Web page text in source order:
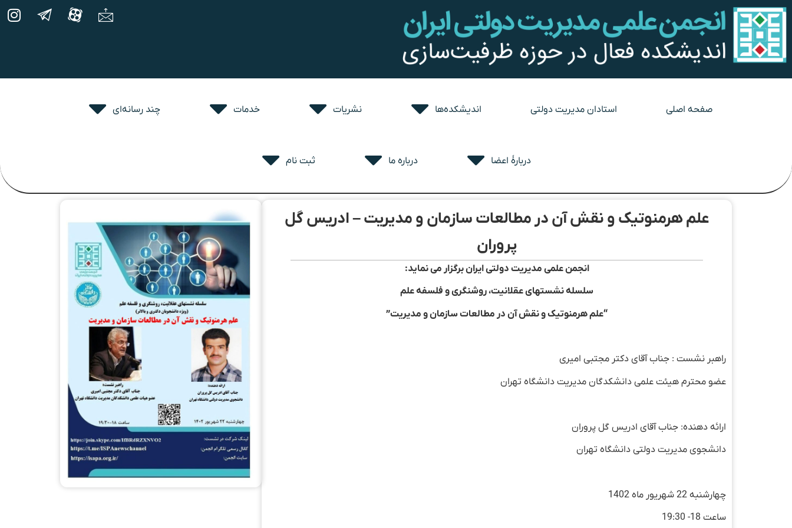
صفحه اصلی استادان مدیریت دولتی اندیشکده‌ها نشریات خدمات چند رسانه‌ای
دربارۀ اعضا درباره ما ثبت نام
علم هرمنوتیک و نقش آن در مطالعات سازمان و مدیریت – ادریس گل
پروران
انجمن علمی مدیریت دولتی ایران برگزار می نماید:
سلسله نشستهای عقلانیت، روشنگری و فلسفه علم
“علم هرمنوتیک و نقش آن در مطالعات سازمان و مدیریت”
راهبر نشست : جناب آقای دکتر مجتبی امیری
عضو محترم هیئت علمی دانشکدگان مدیریت دانشگاه تهران
ارائه دهنده: جناب آقای ادریس گل پروران
دانشجوی مدیریت دولتی دانشگاه تهران
چهارشنبه 22 شهریور ماه 1402
ساعت 18- 19:30